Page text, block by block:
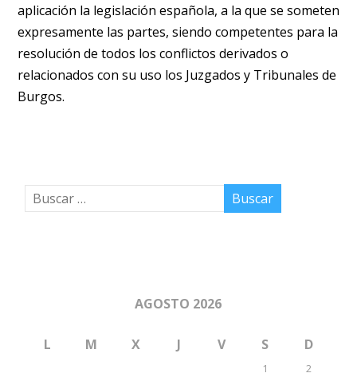
aplicación la legislación española, a la que se someten
expresamente las partes, siendo competentes para la
resolución de todos los conflictos derivados o
relacionados con su uso los Juzgados y Tribunales de
Burgos.
AGOSTO 2026
L M X J V S D
1
2